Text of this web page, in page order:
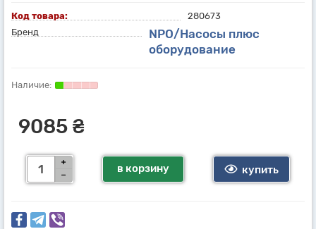
Код товара:
280673
Бренд
NPO/Насосы плюс
оборудование
9085 ₴
в корзину купить